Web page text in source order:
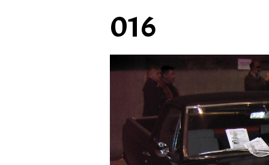
016